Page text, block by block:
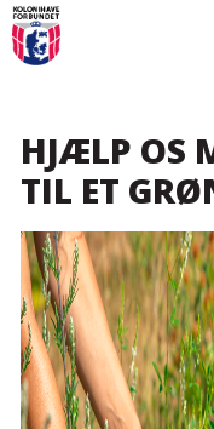
HJÆLP OS
TIL ET